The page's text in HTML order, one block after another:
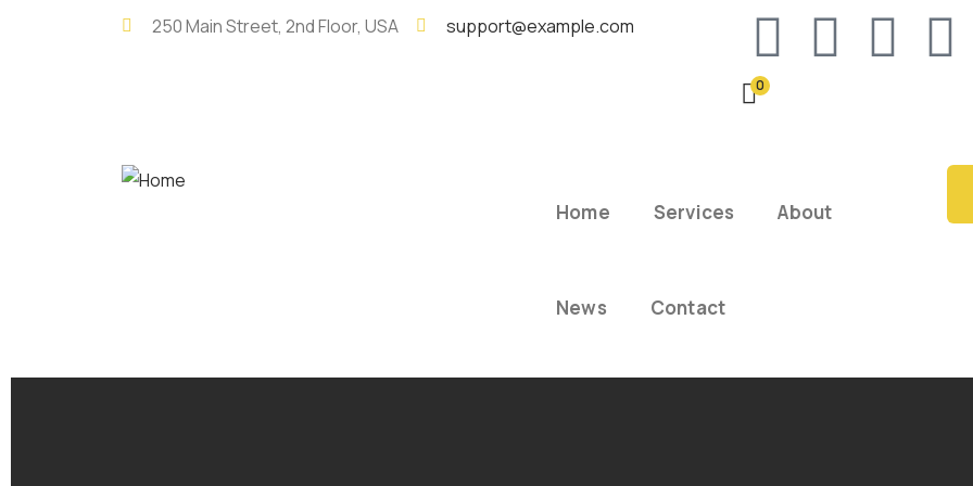
250 Main Street, 2nd Floor, USA support@example.com
0
Home Services About
News Contact